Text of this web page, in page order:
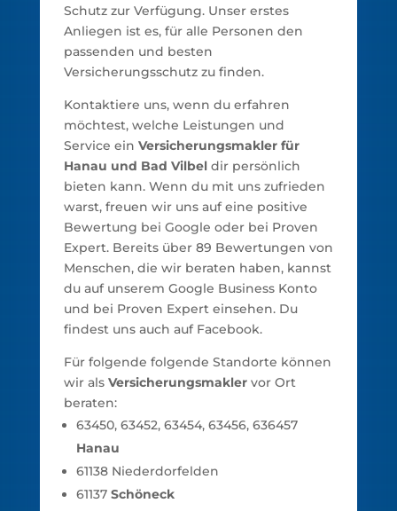
Schutz zur Verfügung. Unser erstes
Anliegen ist es, für alle Personen den
passenden und besten
Versicherungsschutz zu finden.
Kontaktiere uns, wenn du erfahren
möchtest, welche Leistungen und
Service ein Versicherungsmakler für
Hanau und Bad Vilbel dir persönlich
bieten kann. Wenn du mit uns zufrieden
warst, freuen wir uns auf eine positive
Bewertung bei Google oder bei Proven
Expert. Bereits über 89 Bewertungen von
Menschen, die wir beraten haben, kannst
du auf unserem Google Business Konto
und bei Proven Expert einsehen. Du
findest uns auch auf Facebook.
Für folgende folgende Standorte können
wir als Versicherungsmaklervor Ort
beraten:
63450, 63452, 63454, 63456, 636457
Hanau
61138 Niederdorfelden
61137 Schöneck